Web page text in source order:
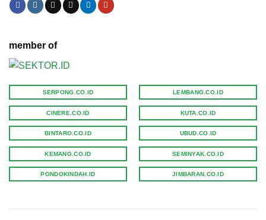
member of
SERPONG.CO.ID
CINERE.CO.ID
BINTARO.CO.ID
KEMANG.CO.ID
PONDOKINDAH.ID
LEMBANG.CO.ID
KUTA.CO.ID
UBUD.CO.ID
SEMINYAK.CO.ID
JIMBARAN.CO.ID